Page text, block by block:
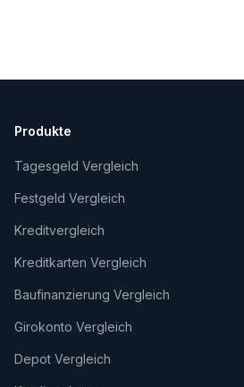
Produkte
Tagesgeld Vergleich
Festgeld Vergleich
Kreditvergleich
Kreditkarten Vergleich
Baufinanzierung Vergleich
Girokonto Vergleich
Depot Vergleich